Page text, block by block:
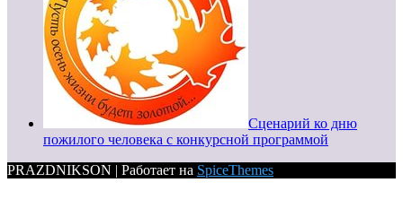
Сценарий ко дню
пожилого человека с конкурсной программой
PRAZDNIKSON | Работает на SpiceThemes